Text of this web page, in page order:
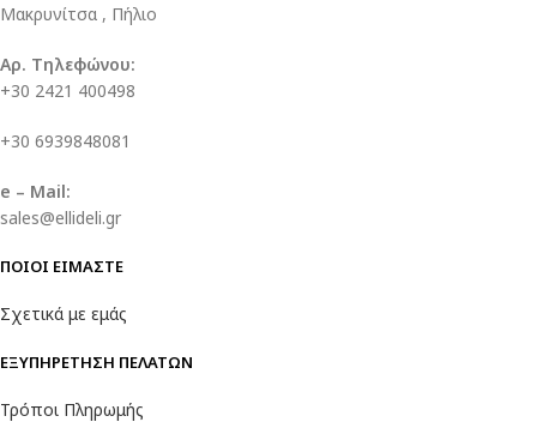
Μακρυνίτσα , Πήλιο
Αρ. Τηλεφώνου:
+30 2421 400498
+30 6939848081
e – Mail:
sales@ellideli.gr
ΠΟΙΟΙ ΕΙΜΑΣΤΕ
Σχετικά με εμάς
ΕΞΥΠΗΡΕΤΗΣΗ ΠΕΛΑΤΩΝ
Τρόποι Πληρωμής